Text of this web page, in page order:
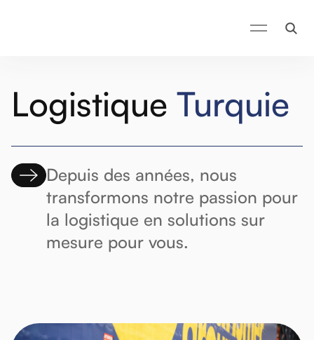
Logistique Turquie
Depuis des années, nous
transformons notre passion pour
la logistique en solutions sur
mesure pour vous.